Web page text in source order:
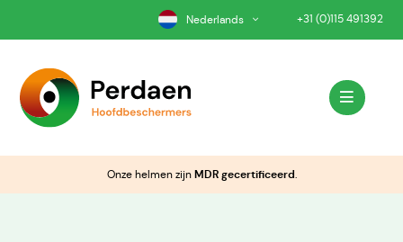
Nederlands +31 (0)115 491392
Onze helmen zijn MDR gecertificeerd.